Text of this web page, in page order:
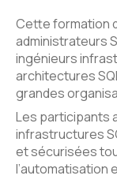
Cette formation
administrateurs
ingénieurs
architectures
grandes
Les participants
infrastructures
et sécurisées
l’automatisation